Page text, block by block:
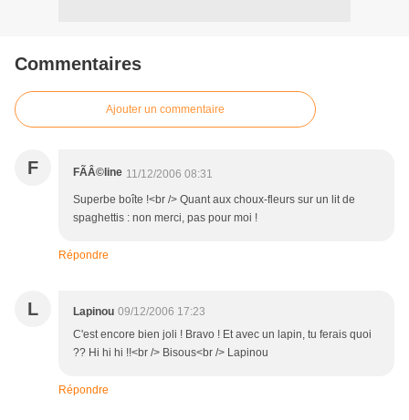
Commentaires
Ajouter un commentaire
F FÃÂ©line 11/12/2006 08:31
Superbe boîte !<br /> Quant aux choux-fleurs sur un lit de
spaghettis : non merci, pas pour moi !
Répondre
L Lapinou 09/12/2006 17:23
C'est encore bien joli ! Bravo ! Et avec un lapin, tu ferais quoi
?? Hi hi hi !!<br /> Bisous<br /> Lapinou
Répondre